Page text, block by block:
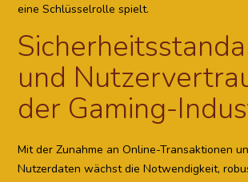
eine Schlüsselrolle spielt.
und
der Gaming-
Mit der Zunahme an Online-Transaktionen
Nutzerdaten wächst die Notwendigkeit,